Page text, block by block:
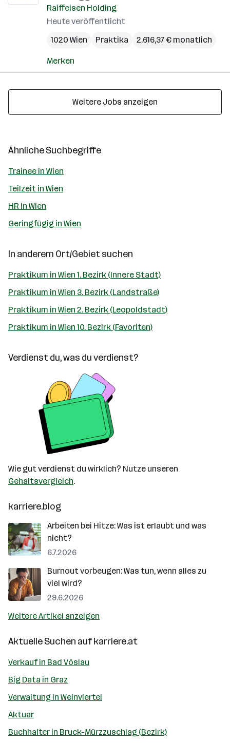
Raiffeisen Holding
Heute veröffentlicht
1020 Wien
Praktika 2.616,37 € monatlich
Merken
Weitere Jobs anzeigen
Ähnliche Suchbegriffe
Trainee in Wien
Teilzeit in Wien
HR in Wien
Geringfügig in Wien
In anderem Ort/Gebiet suchen
Praktikum in Wien 1. Bezirk (Innere Stadt)
Praktikum in Wien 3. Bezirk (Landstraße)
Praktikum in Wien 2. Bezirk (Leopoldstadt)
Praktikum in Wien 10. Bezirk (Favoriten)
Verdienst du, was du verdienst?
Wie gut verdienst du wirklich? Nutze unseren
Gehaltsvergleich.
karriere.blog
Arbeiten bei Hitze: Was ist erlaubt und was
nicht?
6.7.2026
Burnout vorbeugen: Was tun, wenn alles zu
viel wird?
29.6.2026
Weitere Artikel anzeigen
Aktuelle Suchen aufkarriere.at
Verkauf in Bad Vöslau
Big Data in Graz
Verwaltung in Weinviertel
Aktuar
Buchhalter in Bruck-Mürzzuschlag (Bezirk)